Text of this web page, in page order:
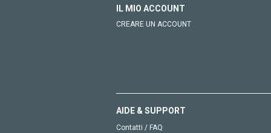
IL MIO ACCOUNT
CREARE UN ACCOUNT
AIDE & SUPPORT
Contatti / FAQ